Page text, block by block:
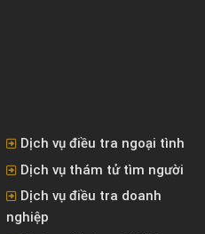
Dịch vụ điều tra ngoại tình
Dịch vụ thám tử tìm người
Dịch vụ điều tra doanh
nghiệp